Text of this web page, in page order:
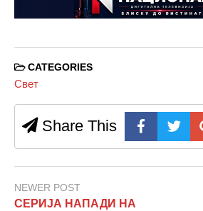
CATEGORIES
Свет
Share This
NEWER POST
СЕРИЈА НАПАДИ НА